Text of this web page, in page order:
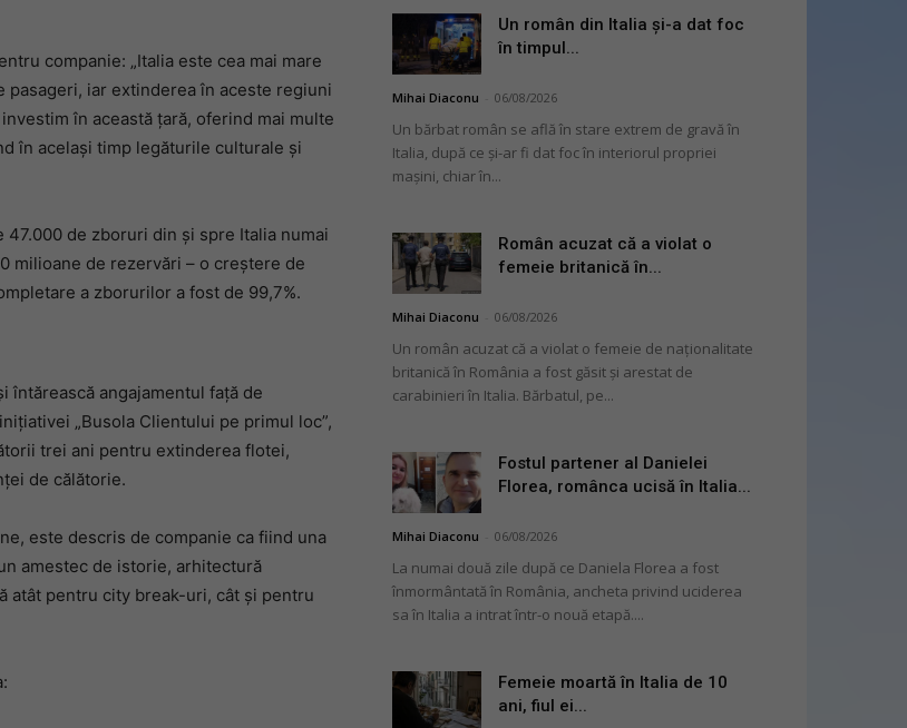
companie: „Italia este cea mai mare
pasageri, iar extinderea în aceste regiuni
în această țară, oferind mai multe
în același timp legăturile culturale și
de zboruri din și spre Italia numai
milioane de rezervări – o creștere de
a zborurilor a fost de 99,7%.
întărească angajamentul față de
„Busola Clientului pe primul loc”,
trei ani pentru extinderea flotei,
de călătorie.
este descris de companie ca fiind una
amestec de istorie, arhitectură
atât pentru city break-uri, cât și pentru
Un român din Italia și-a dat foc
în timpul...
Mihai Diaconu 06/08/2026
Un bărbat român se află în stare extrem de gravă în
Italia, după ce și-ar fi dat foc în interiorul propriei
mașini, chiar în...
Român acuzat că a violat o
femeie britanică în...
Mihai Diaconu 06/08/2026
Un român acuzat că a violat o femeie de naționalitate
britanică în România a fost găsit și arestat de
carabinieri în Italia. Bărbatul, pe...
Fostul partener al Danielei
Florea, românca ucisă în Italia...
Mihai Diaconu 06/08/2026
La numai două zile după ce Daniela Florea a fost
înmormântată în România, ancheta privind uciderea
sa în Italia a intrat într-o nouă etapă....
Femeie moartă în Italia de 10
ani, fiul ei...